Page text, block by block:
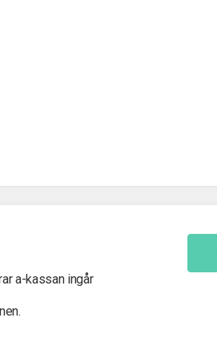
a-kassan ingår